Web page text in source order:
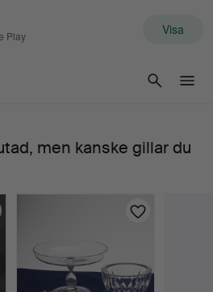
Play Visa
men kanske gillar du